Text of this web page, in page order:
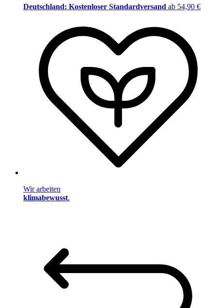
Deutschland: Kostenloser Standardversand ab 54,90 €
Wir arbeiten
klimabewusst.